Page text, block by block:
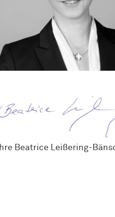
Ihre Beatrice Leißering-